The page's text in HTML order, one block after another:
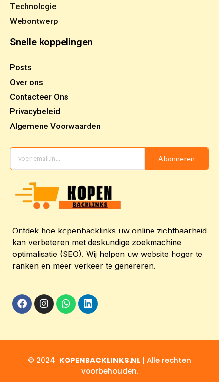
Technologie
Webontwerp
Snelle koppelingen
Posts
Over ons
Contacteer Ons
Privacybeleid
Algemene Voorwaarden
Abonneren
Ontdek hoe kopenbacklinks uw online zichtbaarheid
kan verbeteren met deskundige zoekmachine
optimalisatie (SEO). Wij helpen uw website hoger te
ranken en meer verkeer te genereren.
© 2024 KOPENBACKLINKS.NL
| Alle rechten
voorbehouden.